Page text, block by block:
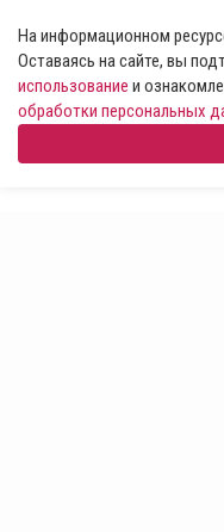
На информационном
Оставаясь на сайте, вы
использование и
обработки персональных